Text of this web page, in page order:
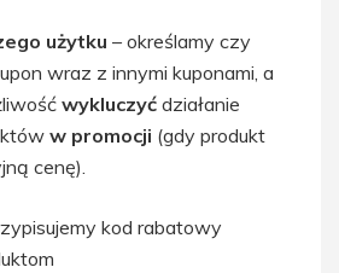
użytku – określamy czy
wraz z innymi kuponami, a
wykluczyć działanie
w promocji (gdy produkt
cenę).
kod rabatowy